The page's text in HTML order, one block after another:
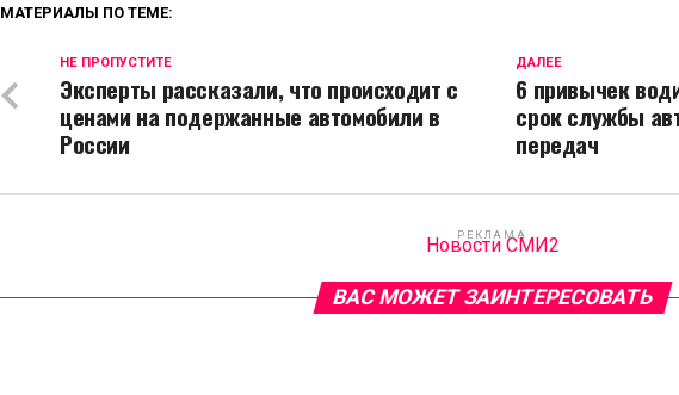
МАТЕРИАЛЫ ПО ТЕМЕ:
ДАЛЕЕ
6 привычек
срок службы
передач
НЕ ПРОПУСТИТЕ
Эксперты рассказали, что происходит с
ценами на подержанные автомобили в
России
РЕКЛАМА
Новости СМИ2
ВАС МОЖЕТ ЗАИНТЕРЕСОВАТЬ